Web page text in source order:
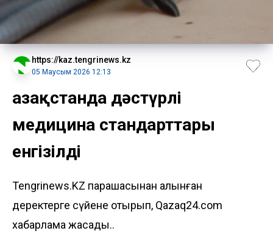
https://kaz.tengrinews.kz
05 Маусым 2026 12:13
Қазақстанда дәстүрлі
медицина стандарттары
енгізілді
Tengrinews.KZ парақшасынан алынған
деректерге сүйене отырып, Qazaq24.com
хабарлама жасады..